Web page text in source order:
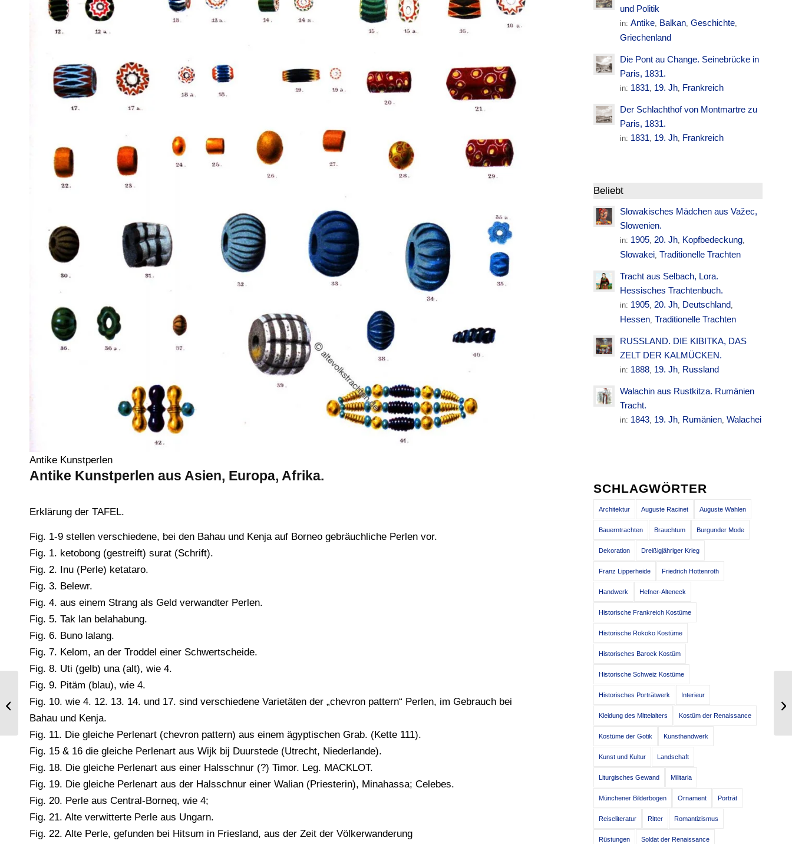
Antike Kunstperlen
Antike Kunstperlen aus Asien, Europa, Afrika.
Erklärung der TAFEL.
Fig. 1-9 stellen verschiedene, bei den Bahau und Kenja auf Borneo gebräuchliche Perlen vor.
Fig. 1. ketobong (gestreift) surat (Schrift).
Fig. 2. Inu (Perle) ketataro.
Fig. 3. Belewr.
Fig. 4. aus einem Strang als Geld verwandter Perlen.
Fig. 5. Tak lan belahabung.
Fig. 6. Buno lalang.
Fig. 7. Kelom, an der Troddel einer Schwertscheide.
Fig. 8. Uti (gelb) una (alt), wie 4.
Fig. 9. Pitäm (blau), wie 4.
Fig. 10. wie 4. 12. 13. 14. und 17. sind verschiedene Varietäten der „chevron pattern“ Perlen, im Gebrauch bei
Bahau und Kenja.
Fig. 11. Die gleiche Perlenart (chevron pattern) aus einem ägyptischen Grab. (Kette 111).
Fig. 15 & 16 die gleiche Perlenart aus Wijk bij Duurstede (Utrecht, Niederlande).
Fig. 18. Die gleiche Perlenart aus einer Halsschnur (?) Timor. Leg. MACKLOT.
Fig. 19. Die gleiche Perlenart aus der Halsschnur einer Walian (Priesterin), Minahassa; Celebes.
Fig. 20. Perle aus Central-Borneq, wie 4;
Fig. 21. Alte verwitterte Perle aus Ungarn.
Fig. 22. Alte Perle, gefunden bei Hitsum in Friesland, aus der Zeit der Völkerwanderung
und Politik
in:Antike, Balkan,Geschichte,
Griechenland
Die Pont au Change. Seinebrücke in
Paris, 1831.
in: 1831, 19. Jh, Frankreich
Der Schlachthof von Montmartre zu
Paris, 1831.
in: 1831, 19. Jh, Frankreich
Beliebt
Slowakisches Mädchen aus Važec,
Slowenien.
in: 1905,20. Jh, Kopfbedeckung,
Slowakei, Traditionelle Trachten
Tracht aus Selbach, Lora.
Hessisches Trachtenbuch.
in: 1905,20. Jh, Deutschland,
Hessen, Traditionelle Trachten
RUSSLAND. DIE KIBITKA, DAS
ZELT DER KALMÜCKEN.
in: 1888, 19. Jh, Russland
Walachin aus Rustkitza. Rumänien
Tracht.
in: 1843, 19. Jh, Rumänien,Walachei
SCHLAGWÖRTER
Architektur Auguste Racinet Auguste Wahlen
Bauerntrachten Brauchtum Burgunder Mode
Dekoration Dreißigjähriger Krieg
Franz Lipperheide Friedrich Hottenroth
Handwerk Hefner-Alteneck
Historische Frankreich Kostüme
Historische Rokoko Kostüme
Historisches Barock Kostüm
Historische Schweiz Kostüme
Historisches Porträtwerk Interieur
Kleidung des Mittelalters Kostüm der Renaissance
Kostüme der Gotik Kunsthandwerk
Kunst und Kultur Landschaft
Liturgisches Gewand Militaria
Münchener Bilderbogen Ornament Porträt
Reiseliteratur Ritter Romantizismus
Rüstungen Soldat der Renaissance
Textilkunst. Bestickter Bobinet-Schal.